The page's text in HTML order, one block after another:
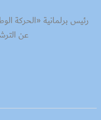
رئيس برلمانية «الحركة
عن